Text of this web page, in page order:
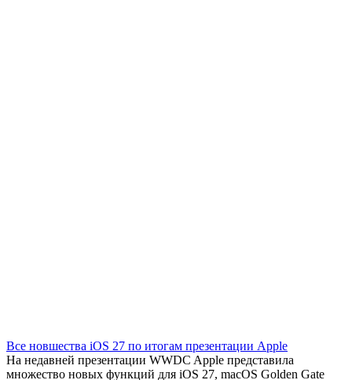
Все новшества iOS 27 по итогам презентации Apple
На недавней презентации WWDC Apple представила
множество новых функций для iOS 27, macOS Golden Gate